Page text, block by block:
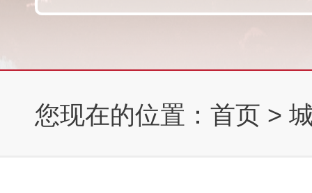
您现在的位置： 首页 >